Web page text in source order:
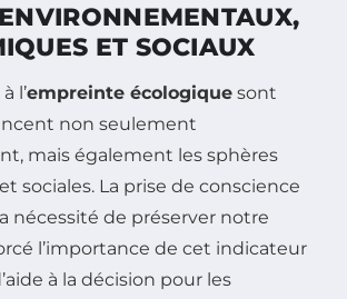
ET SOCIAUX
l’empreinte écologique sont
non seulement
mais également les sphères
sociales. La prise de conscience
nécessité de préserver notre
l’importance de cet indicateur
à la décision pour les